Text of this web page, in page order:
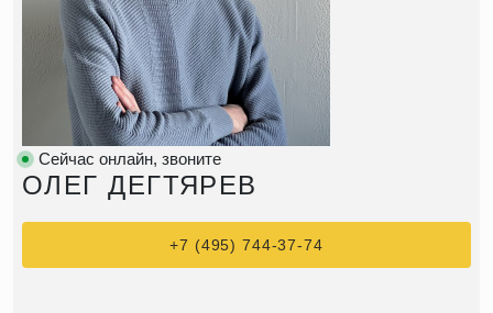
Сейчас онлайн, звоните
ОЛЕГ ДЕГТЯРЕВ
+7 (495) 744-37-74